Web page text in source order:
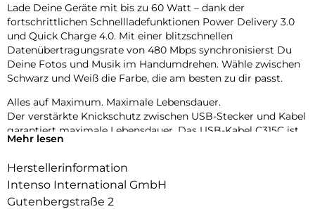
Lade Deine Geräte mit bis zu 60 Watt – dank der
fortschrittlichen Schnellladefunktionen Power Delivery 3.0
und Quick Charge 4.0. Mit einer blitzschnellen
Datenübertragungsrate von 480 Mbps synchronisierst Du
Deine Fotos und Musik im Handumdrehen. Wähle zwischen
Schwarz und Weiß die Farbe, die am besten zu dir passt.
Alles auf Maximum. Maximale Lebensdauer.
Der verstärkte Knickschutz zwischen USB-Stecker und Kabel
garantiert maximale Lebensdauer. Das USB-Kabel C315C ist
mehr als leistungsstark: hochwertige Materialien, der
Aluminiumstecker verleihen diesem Kabel nicht nur
kompromisslose Stabilität, sondern auch stilvolle Optik.
Mehr lesen
Herstellerinformation
Intenso International GmbH
Gutenbergstraße 2